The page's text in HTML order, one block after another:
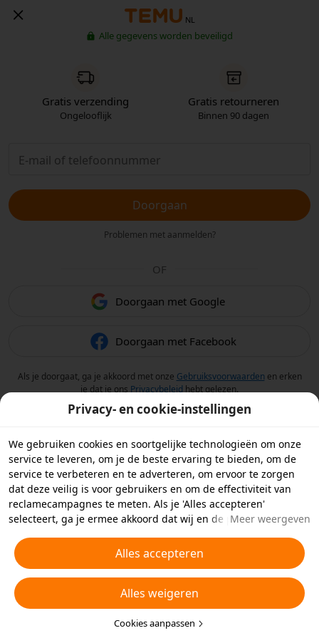
NL
Alle gegevens worden beveiligd
Gratis verzending
Ongelooflijk
Gratis retourneren
Binnen 90 dagen
Doorgaan
Problemen met aanmelden?
OF
Doorgaan met Google
Doorgaan met Facebook
Als je doorgaat, ga je akkoord met onze Gebruiksvoorwaarden en erken
je dat je ons Privacybeleid hebt gelezen.
Privacy- en cookie-instellingen
We gebruiken cookies en soortgelijke technologieën om onze
service te leveren, om je de beste ervaring te bieden, om de
service te verbeteren en te adverteren, om ervoor te zorgen
dat deze veilig is voor gebruikers en om de effectiviteit van
reclamecampagnes te meten. Als je 'Alles accepteren'
selecteert, ga je ermee akkoord dat wij en de partners
technologieën op je apparaat opslaan voor
reclamedoeleinden. Je kunt ook kiezen welke typen cookies je
wilt toestaan of afwijzen door hieronder of in je
privacyinstellingen op 'Cookies aanpassen' te klikken.
Raadpleeg voor meer informatie onsBeleid inzake cookies en
soortgelijke technologieën.
Meer weergeven
Alles accepteren
Alles weigeren
Cookies aanpassen